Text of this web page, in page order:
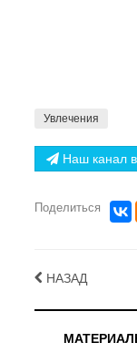
Увлечения
Наш канал
Поделиться
НАЗАД